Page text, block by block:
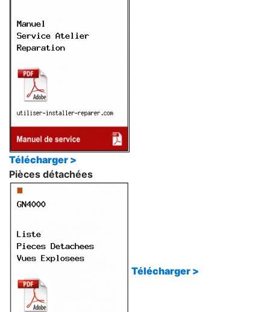
Télécharger >
Pièces détachées
Télécharger >